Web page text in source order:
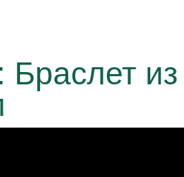
Браслет